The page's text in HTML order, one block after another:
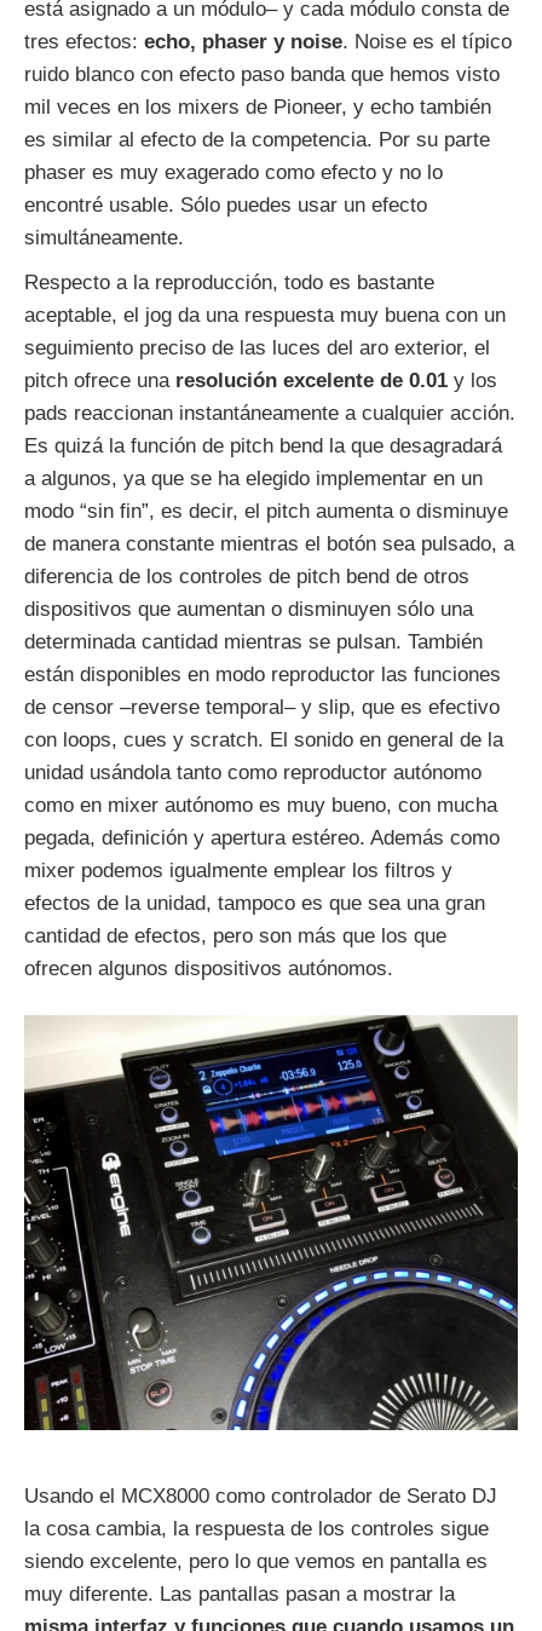
está asignado a un módulo– y cada módulo consta de
tres efectos: echo, phaser y noise. Noise es el típico
ruido blanco con efecto paso banda que hemos visto
mil veces en los mixers de Pioneer, y echo también
es similar al efecto de la competencia. Por su parte
phaser es muy exagerado como efecto y no lo
encontré usable. Sólo puedes usar un efecto
simultáneamente.
Respecto a la reproducción, todo es bastante
aceptable, el jog da una respuesta muy buena con un
seguimiento preciso de las luces del aro exterior, el
pitch ofrece una resolución excelente de 0.01 y los
pads reaccionan instantáneamente a cualquier acción.
Es quizá la función de pitch bend la que desagradará
a algunos, ya que se ha elegido implementar en un
modo “sin fin”, es decir, el pitch aumenta o disminuye
de manera constante mientras el botón sea pulsado, a
diferencia de los controles de pitch bend de otros
dispositivos que aumentan o disminuyen sólo una
determinada cantidad mientras se pulsan. También
están disponibles en modo reproductor las funciones
de censor –reverse temporal– y slip, que es efectivo
con loops, cues y scratch. El sonido en general de la
unidad usándola tanto como reproductor autónomo
como en mixer autónomo es muy bueno, con mucha
pegada, definición y apertura estéreo. Además como
mixer podemos igualmente emplear los filtros y
efectos de la unidad, tampoco es que sea una gran
cantidad de efectos, pero son más que los que
ofrecen algunos dispositivos autónomos.
Usando el MCX8000 como controlador de Serato DJ
la cosa cambia, la respuesta de los controles sigue
siendo excelente, pero lo que vemos en pantalla es
muy diferente. Las pantallas pasan a mostrar la